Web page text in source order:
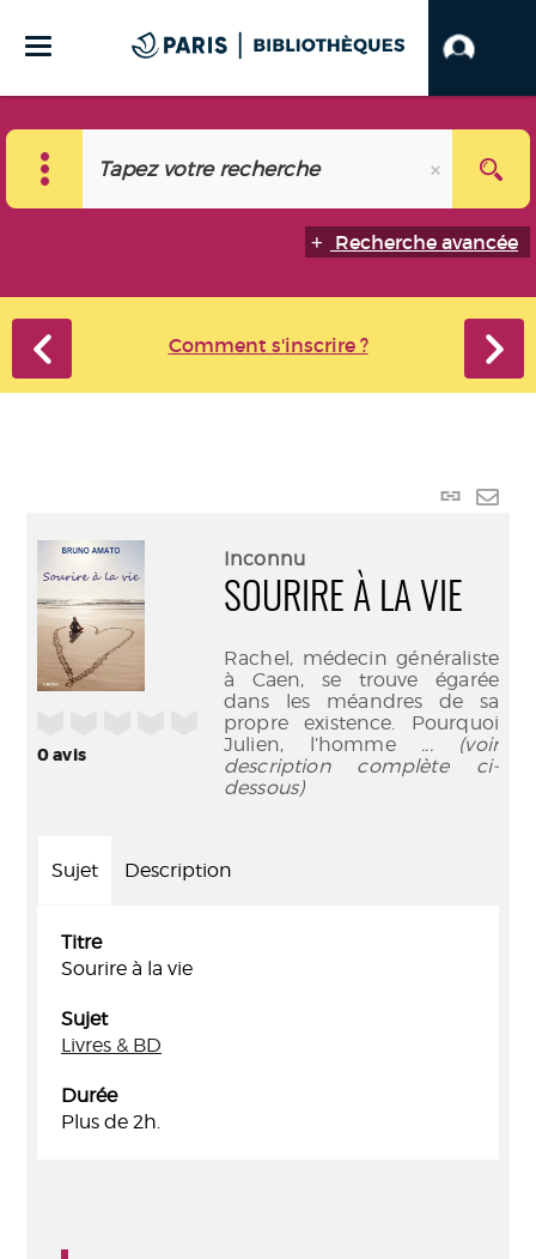
Recherche avancée
Comment s'inscrire ?
Lien
0avis
Inconnu
SOURIRE À LA VIE
Rachel, médecin généraliste
à Caen, se trouve égarée
dans les méandres de sa
propre existence. Pourquoi
Julien, l’homme ... (voir
description complète ci-
dessous)
Sujet Description
Titre
Sourire à la vie
Sujet
Livres & BD
Durée
Plus de 2h.